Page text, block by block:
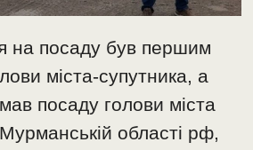
на посаду був першим
міста-супутника, а
посаду голови міста
області рф,